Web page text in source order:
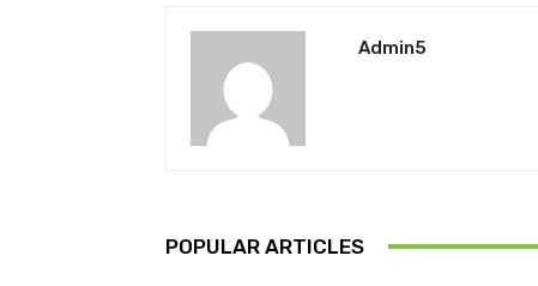
Admin5
POPULAR ARTICLES